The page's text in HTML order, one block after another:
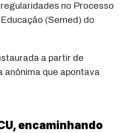
no Processo
(Semed) do
a partir de
anônima que apontava
encaminhando